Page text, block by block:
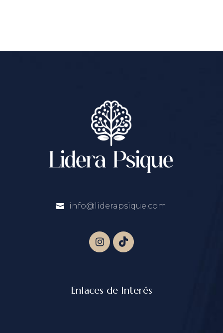
info@liderapsique.com
Enlaces de Interés